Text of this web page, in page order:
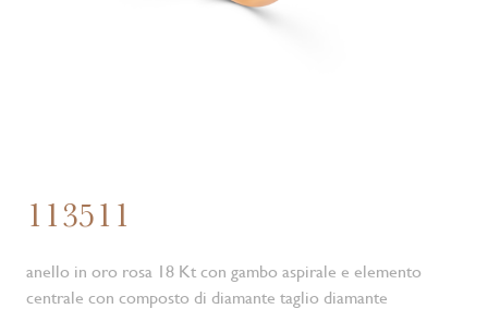
113511
anello in oro rosa 18 Kt con gambo aspirale e elemento
centrale con composto di diamante taglio diamante